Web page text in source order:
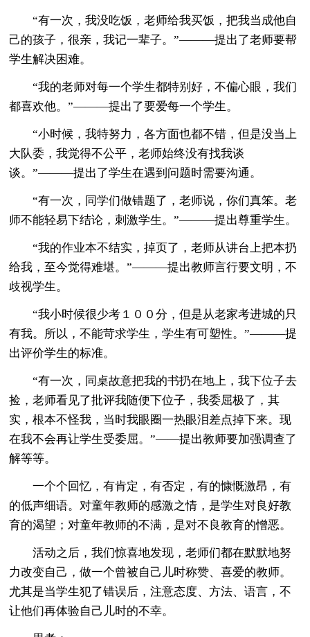
“有一次，我没吃饭，老师给我买饭，把我当成他自
己的孩子，很亲，我记一辈子。”———提出了老师要帮
学生解决困难。
“我的老师对每一个学生都特别好，不偏心眼，我们
都喜欢他。”———提出了要爱每一个学生。
“小时候，我特努力，各方面也都不错，但是没当上
大队委，我觉得不公平，老师始终没有找我谈
谈。”———提出了学生在遇到问题时需要沟通。
“有一次，同学们做错题了，老师说，你们真笨。老
师不能轻易下结论，刺激学生。”———提出尊重学生。
“我的作业本不结实，掉页了，老师从讲台上把本扔
给我，至今觉得难堪。”———提出教师言行要文明，不
歧视学生。
“我小时候很少考１００分，但是从老家考进城的只
有我。所以，不能苛求学生，学生有可塑性。”———提
出评价学生的标准。
“有一次，同桌故意把我的书扔在地上，我下位子去
捡，老师看见了批评我随便下位子，我委屈极了，其
实，根本不怪我，当时我眼圈一热眼泪差点掉下来。现
在我不会再让学生受委屈。”——提出教师要加强调查了
解等等。
一个个回忆，有肯定，有否定，有的慷慨激昂，有
的低声细语。对童年教师的感激之情，是学生对良好教
育的渴望；对童年教师的不满，是对不良教育的憎恶。
活动之后，我们惊喜地发现，老师们都在默默地努
力改变自己，做一个曾被自己儿时称赞、喜爱的教师。
尤其是当学生犯了错误后，注意态度、方法、语言，不
让他们再体验自己儿时的不幸。